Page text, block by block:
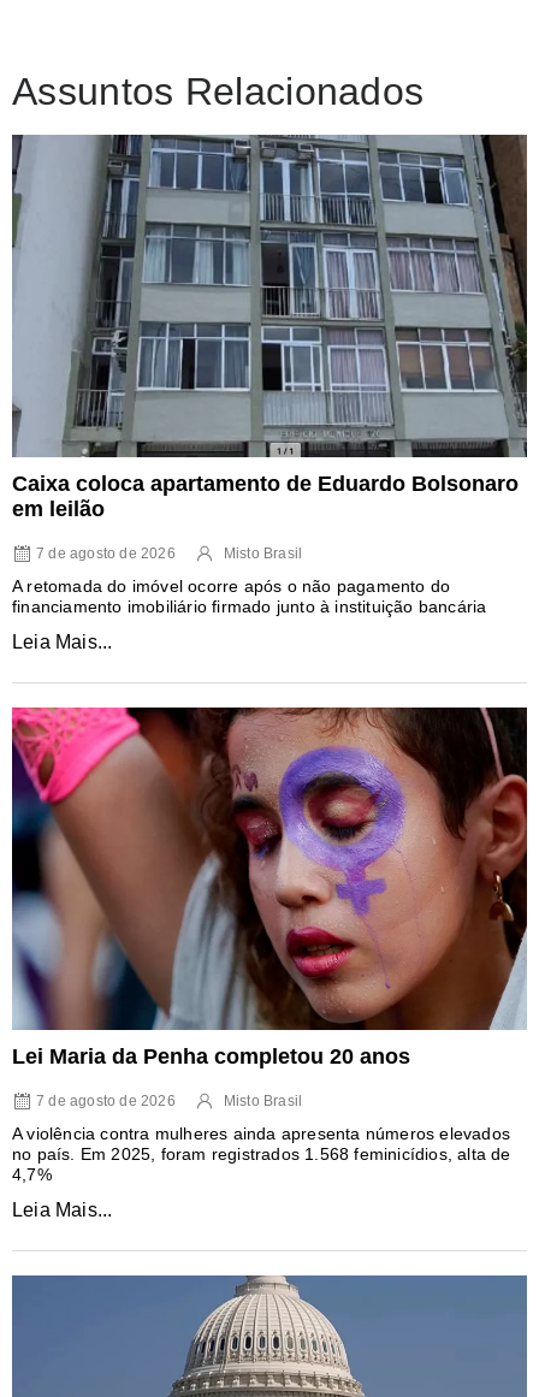
Assuntos Relacionados
Caixa coloca apartamento de Eduardo Bolsonaro
em leilão
7 de agosto de 2026 Misto Brasil
A retomada do imóvel ocorre após o não pagamento do
financiamento imobiliário firmado junto à instituição bancária
Leia Mais...
Lei Maria da Penha completou 20 anos
7 de agosto de 2026 Misto Brasil
A violência contra mulheres ainda apresenta números elevados
no país. Em 2025, foram registrados 1.568 feminicídios, alta de
4,7%
Leia Mais...